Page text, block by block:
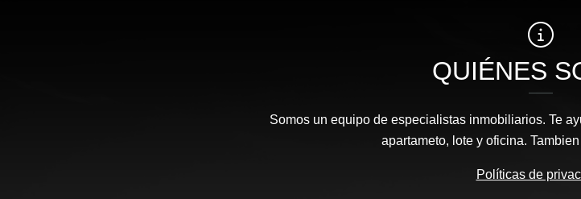
QUIÉNES
Somos un equipo de especialistas inmobiliarios. Te
apartameto, lote y oficina.
Políticas de